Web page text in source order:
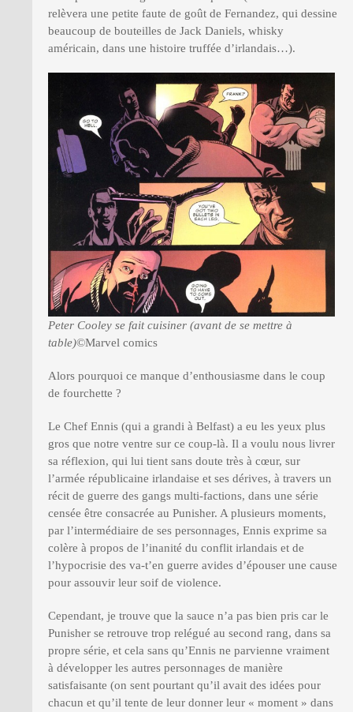
relèvera une petite faute de goût de Fernandez, qui dessine
beaucoup de bouteilles de Jack Daniels, whisky
américain, dans une histoire truffée d’irlandais…).
Peter Cooley se fait cuisiner (avant de se mettre à
table)©Marvel comics
Alors pourquoi ce manque d’enthousiasme dans le coup
de fourchette ?
Le Chef Ennis (qui a grandi à Belfast) a eu les yeux plus
gros que notre ventre sur ce coup-là. Il a voulu nous livrer
sa réflexion, qui lui tient sans doute très à cœur, sur
l’armée républicaine irlandaise et ses dérives, à travers un
récit de guerre des gangs multi-factions, dans une série
censée être consacrée au Punisher. A plusieurs moments,
par l’intermédiaire de ses personnages, Ennis exprime sa
colère à propos de l’inanité du conflit irlandais et de
l’hypocrisie des va-t’en guerre avides d’épouser une cause
pour assouvir leur soif de violence.
Cependant, je trouve que la sauce n’a pas bien pris car le
Punisher se retrouve trop relégué au second rang, dans sa
propre série, et cela sans qu’Ennis ne parvienne vraiment
à développer les autres personnages de manière
satisfaisante (on sent pourtant qu’il avait des idées pour
chacun et qu’il tente de leur donner leur « moment » dans